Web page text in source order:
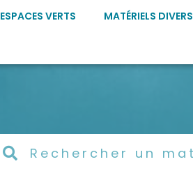
ESPACES VERTS MATÉRIELS DIVERS